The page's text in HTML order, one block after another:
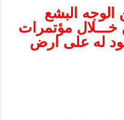
تحالف
العدوان
الحرب
الاقتصادية
اليمن
تبلغ
البشع
خـــلال مؤتمرات
له على ارض